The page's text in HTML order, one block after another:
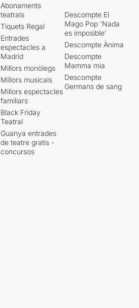
Abonaments
teatrals
Tiquets Regal
Entrades
espectacles a
Madrid
Millors monòlegs
Millors musicals
Millors espectacles
familiars
Black Friday
Teatral
Guanya entrades
de teatre gratis -
concursos
Descompte El
Mago Pop 'Nada
es imposible'
Descompte Ànima
Descompte
Mamma mia
Descompte
Germans de sang